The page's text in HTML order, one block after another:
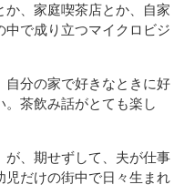
、家庭喫茶店とか、自家
で成り立つマイクロビジ
自分の家で好きなときに好
。茶飲み話がとても楽し
が、期せずして、夫が仕事
児だけの街中で日々生まれ